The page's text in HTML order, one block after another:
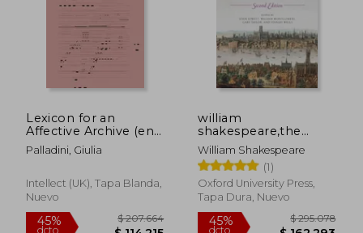
35% 45%
Lexicon for an
Affective Archive (en
Inglés)
Palladini, Giulia
Intellect (UK), Tapa Blanda,
Nuevo
william
shakespeare,the
complete works (en
Inglés)
William Shakespeare
(1)
Oxford University Press,
Tapa Dura, Nuevo